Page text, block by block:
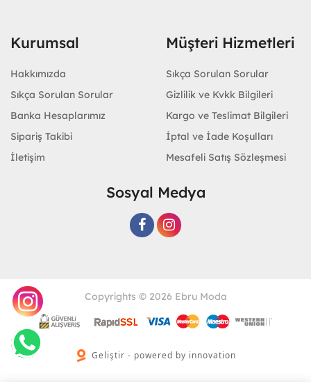
Kurumsal
Hakkımızda
Sıkça Sorulan Sorular
Banka Hesaplarımız
Sipariş Takibi
İletişim
Müşteri Hizmetleri
Sıkça Sorulan Sorular
Gizlilik ve Kvkk Bilgileri
Kargo ve Teslimat Bilgileri
İptal ve İade Koşulları
Mesafeli Satış Sözleşmesi
Sosyal Medya
Copyrights © 2026 Ebru Moda
Geliştir - powered by innovation